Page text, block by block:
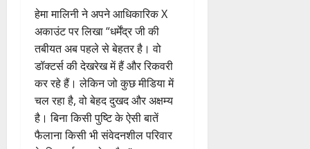
हेमा मालिनी ने अपने आधिकारिक X
अकाउंट पर लिखा “धर्मेंद्र जी की
तबीयत अब पहले से बेहतर है। वो
डॉक्टर्स की देखरेख में हैं और रिकवरी
कर रहे हैं। लेकिन जो कुछ मीडिया में
चल रहा है, वो बेहद दुखद और अक्षम्य
है। बिना किसी पुष्टि के ऐसी बातें
फैलाना किसी भी संवेदनशील परिवार